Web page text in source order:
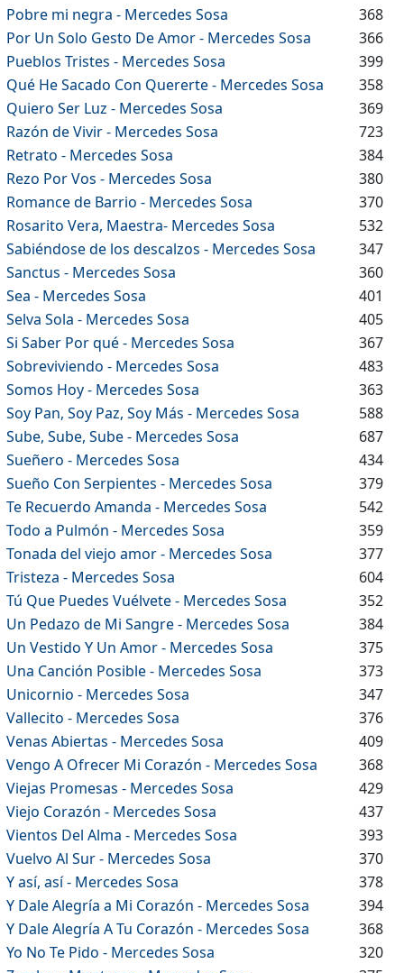
Pobre mi negra - Mercedes Sosa
368
Por Un Solo Gesto De Amor - Mercedes Sosa
366
Pueblos Tristes - Mercedes Sosa
399
Qué He Sacado Con Quererte - Mercedes Sosa
358
Quiero Ser Luz - Mercedes Sosa
369
Razón de Vivir - Mercedes Sosa
723
Retrato - Mercedes Sosa
384
Rezo Por Vos - Mercedes Sosa
380
Romance de Barrio - Mercedes Sosa
370
Rosarito Vera, Maestra- Mercedes Sosa
532
Sabiéndose de los descalzos - Mercedes Sosa
347
Sanctus - Mercedes Sosa
360
Sea - Mercedes Sosa
401
Selva Sola - Mercedes Sosa
405
Si Saber Por qué - Mercedes Sosa
367
Sobreviviendo - Mercedes Sosa
483
Somos Hoy - Mercedes Sosa
363
Soy Pan, Soy Paz, Soy Más - Mercedes Sosa
588
Sube, Sube, Sube - Mercedes Sosa
687
Sueñero - Mercedes Sosa
434
Sueño Con Serpientes - Mercedes Sosa
379
Te Recuerdo Amanda - Mercedes Sosa
542
Todo a Pulmón - Mercedes Sosa
359
Tonada del viejo amor - Mercedes Sosa
377
Tristeza - Mercedes Sosa
604
Tú Que Puedes Vuélvete - Mercedes Sosa
352
Un Pedazo de Mi Sangre - Mercedes Sosa
384
Un Vestido Y Un Amor - Mercedes Sosa
375
Una Canción Posible - Mercedes Sosa
373
Unicornio - Mercedes Sosa
347
Vallecito - Mercedes Sosa
376
Venas Abiertas - Mercedes Sosa
409
Vengo A Ofrecer Mi Corazón - Mercedes Sosa
368
Viejas Promesas - Mercedes Sosa
429
Viejo Corazón - Mercedes Sosa
437
Vientos Del Alma - Mercedes Sosa
393
Vuelvo Al Sur - Mercedes Sosa
370
Y así, así - Mercedes Sosa
378
Y Dale Alegría a Mi Corazón - Mercedes Sosa
394
Y Dale Alegría A Tu Corazón - Mercedes Sosa
368
Yo No Te Pido - Mercedes Sosa
320